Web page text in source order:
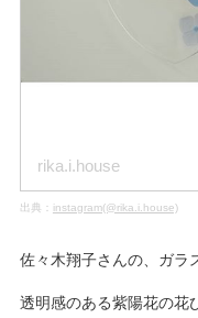
rika.i.house
出典： instagram(@rika.i.house)
佐々木翔子さんの、ガラ
透明感のある紫陽花の花